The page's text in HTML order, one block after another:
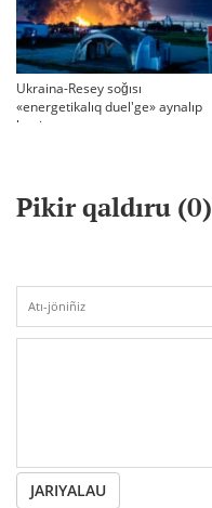
Ukraina-Resey soğısı
«energetikalıq duel'ge» aynalıp
ketti
Pikir qaldıru (0)
JARIYALAU